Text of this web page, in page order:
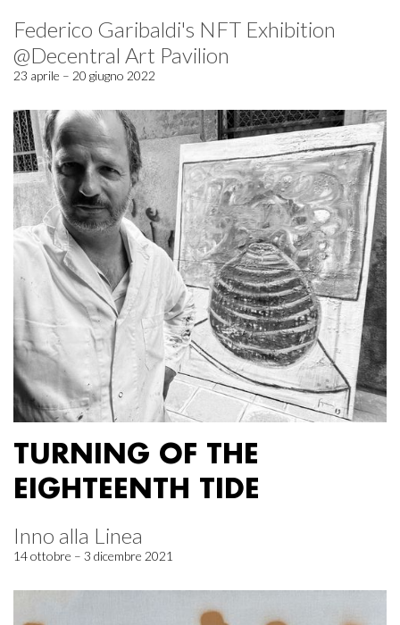
Federico Garibaldi's NFT Exhibition
@Decentral Art Pavilion
23 aprile – 20 giugno 2022
TURNING OF THE
EIGHTEENTH TIDE
Inno alla Linea
14 ottobre – 3 dicembre 2021